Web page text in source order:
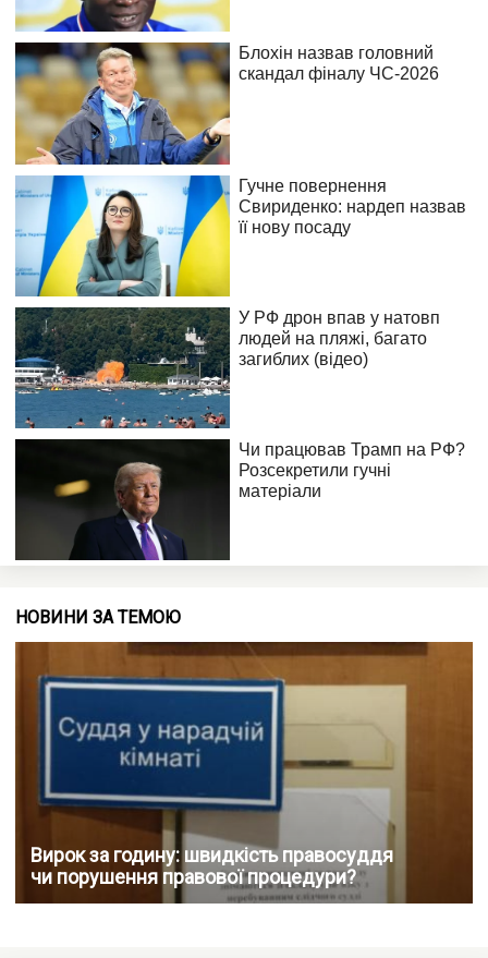
НОВИНИ ЗА ТЕМОЮ
Вирок за годину: швидкість правосуддя
чи порушення правової процедури?